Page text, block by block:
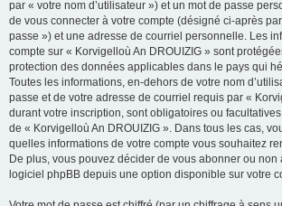
par « votre nom d’utilisateur ») et un mot de passe
de vous connecter à votre compte (désigné ci-après
passe ») et une adresse de courriel personnelle. Les
compte sur « Korvigelloù An DROUIZIG » sont
protection des données applicables dans le pays qui
Toutes les informations, en-dehors de votre nom
passe et de votre adresse de courriel requis par «
durant votre inscription, sont obligatoires ou
de « Korvigelloù An DROUIZIG ». Dans tous les cas,
quelles informations de votre compte vous souhaitez
De plus, vous pouvez décider de vous abonner ou non
logiciel phpBB depuis une option disponible sur votre